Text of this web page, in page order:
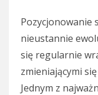
Pozycjonowanie
nieustannie
się regularnie
zmieniającymi
Jednym z